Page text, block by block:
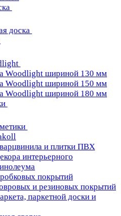
доска
Woodlight шириной 130 мм
Woodlight шириной 150 мм
Woodlight шириной 180 мм
и плитки ПВХ
интерьерного
покрытий
и резиновых покрытий
паркетной доски и